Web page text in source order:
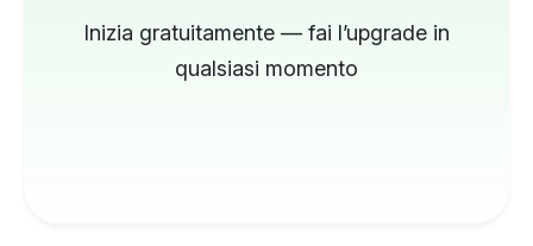
Inizia gratuitamente — fai l’upgrade in
qualsiasi momento